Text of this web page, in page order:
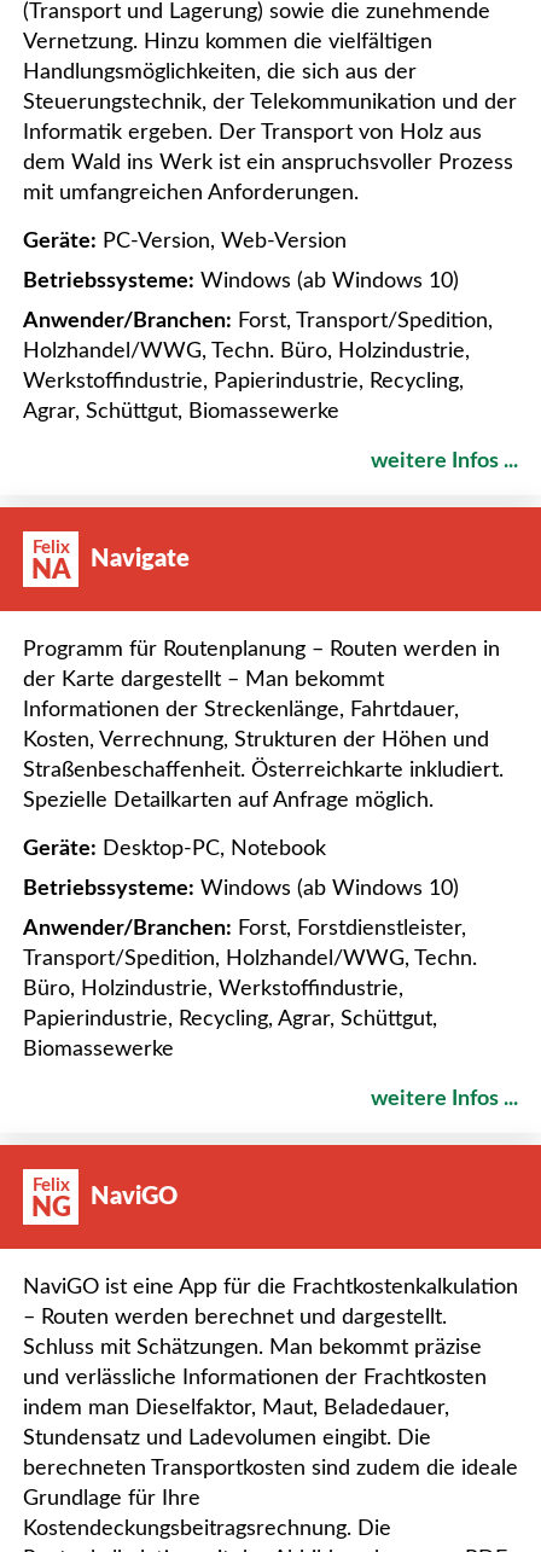
(Transport und Lagerung) sowie die zunehmende
Vernetzung. Hinzu kommen die vielfältigen
Handlungsmöglichkeiten, die sich aus der
Steuerungstechnik, der Telekommunikation und der
Informatik ergeben. Der Transport von Holz aus
dem Wald ins Werk ist ein anspruchsvoller Prozess
mit umfangreichen Anforderungen.
Geräte: PC-Version, Web-Version
Betriebssysteme: Windows (ab Windows 10)
Anwender/Branchen: Forst, Transport/Spedition,
Holzhandel/WWG, Techn. Büro, Holzindustrie,
Werkstoffindustrie, Papierindustrie, Recycling,
Agrar, Schüttgut, Biomassewerke
weitere Infos ...
Felix
NA Navigate
Programm für Routenplanung – Routen werden in
der Karte dargestellt – Man bekommt
Informationen der Streckenlänge, Fahrtdauer,
Kosten, Verrechnung, Strukturen der Höhen und
Straßenbeschaffenheit. Österreichkarte inkludiert.
Spezielle Detailkarten auf Anfrage möglich.
Geräte: Desktop-PC, Notebook
Betriebssysteme: Windows (ab Windows 10)
Anwender/Branchen: Forst, Forstdienstleister,
Transport/Spedition, Holzhandel/WWG, Techn.
Büro, Holzindustrie, Werkstoffindustrie,
Papierindustrie, Recycling, Agrar, Schüttgut,
Biomassewerke
weitere Infos ...
Felix
NG NaviGO
NaviGO ist eine App für die Frachtkostenkalkulation
– Routen werden berechnet und dargestellt.
Schluss mit Schätzungen. Man bekommt präzise
und verlässliche Informationen der Frachtkosten
indem man Dieselfaktor, Maut, Beladedauer,
Stundensatz und Ladevolumen eingibt. Die
berechneten Transportkosten sind zudem die ideale
Grundlage für Ihre
Kostendeckungsbeitragsrechnung. Die